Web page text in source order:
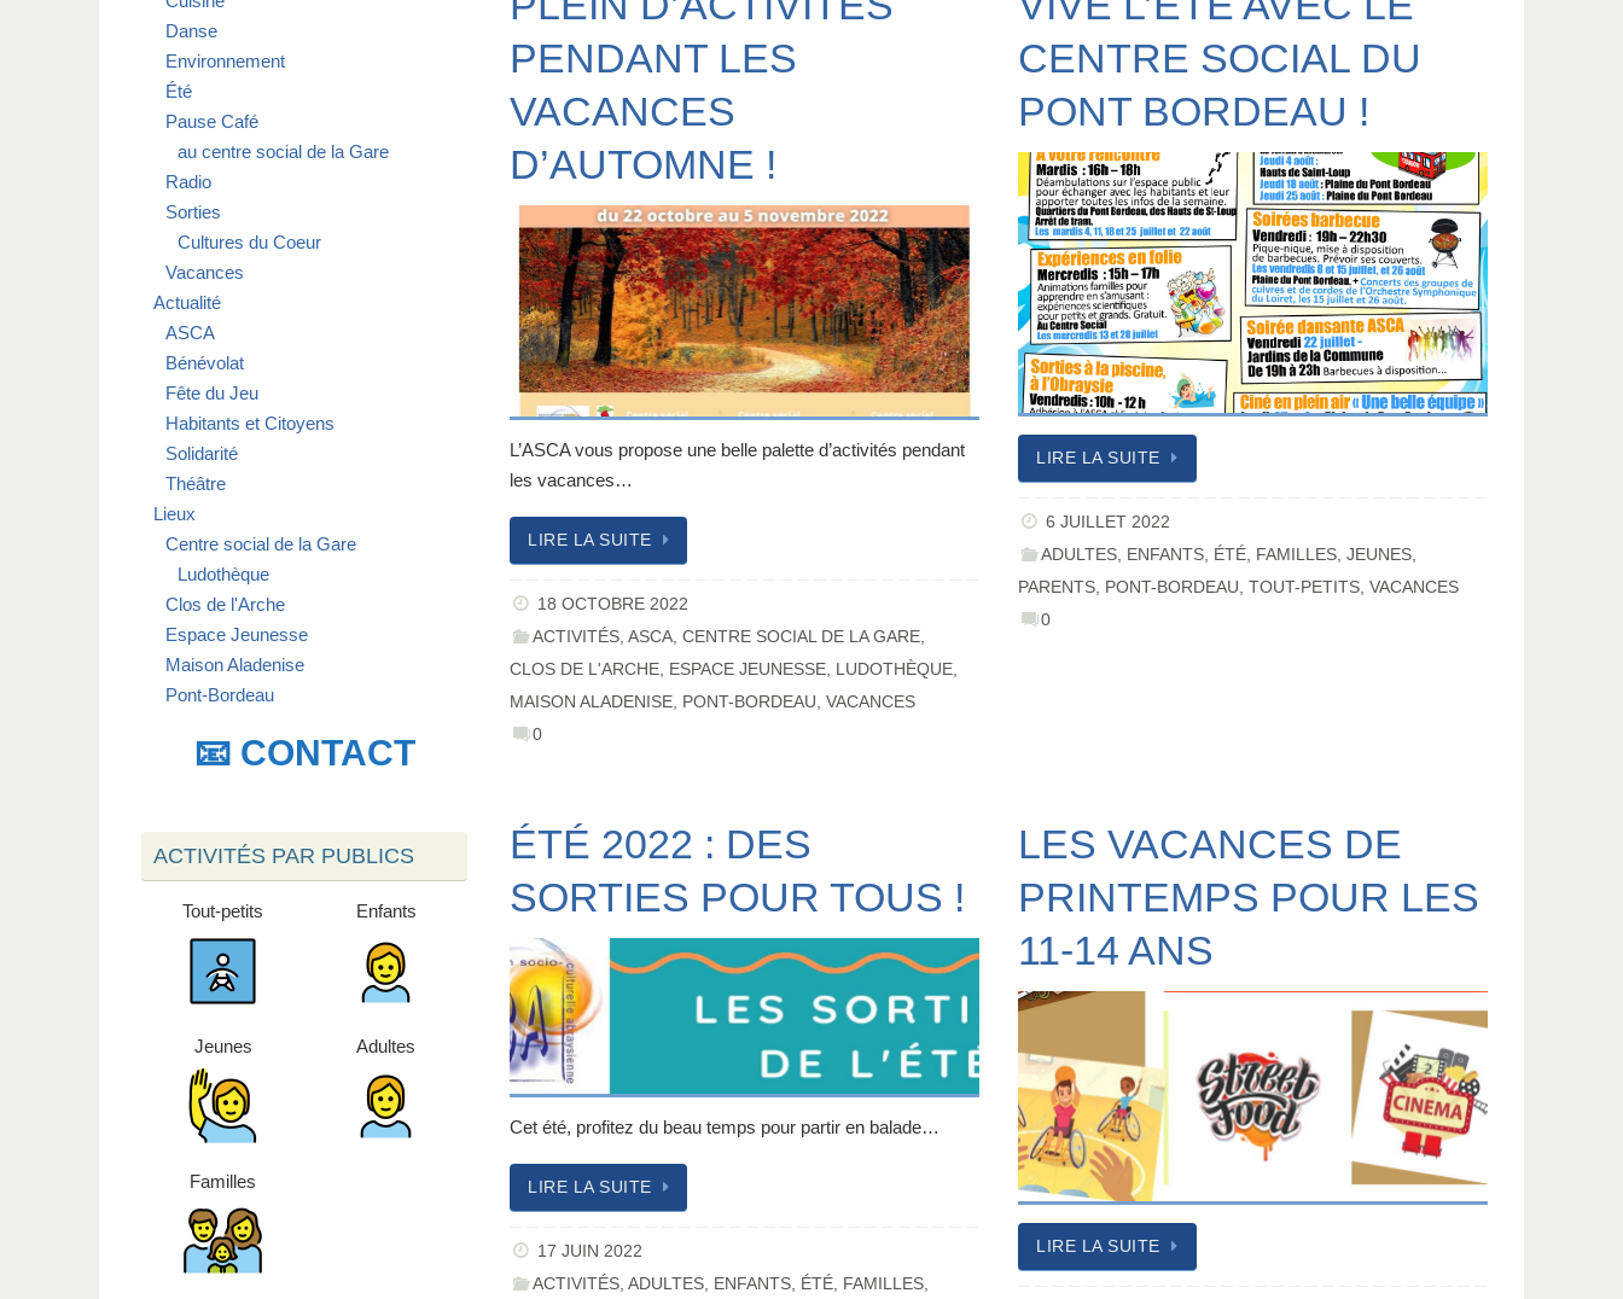
PENDANT LES
VACANCES
D’AUTOMNE !
L’ASCA vous propose une belle palette d’activités pendant
les vacances…
LIRE LA SUITE
18 OCTOBRE 2022
ACTIVITÉS ,ASCA ,CENTRE SOCIAL DE LA GARE
CLOS DE L'ARCHE ESPACE JEUNESSE LUDOTHÈQUE
MAISON ALADENISE PONT-BORDEAU VACANCES
0
CENTRE SOCIAL DU
PONT BORDEAU !
LIRE LA SUITE
6 JUILLET 2022
ADULTES, ENFANTS, ÉTÉ, FAMILLES,JEUNES,
PARENTS, PONT-BORDEAU,TOUT-PETITS,VACANCES
0
ÉTÉ 2022 : DES
SORTIES POUR TOUS !
Cet été, profitez du beau temps pour partir en balade…
LIRE LA SUITE
17 JUIN 2022
ACTIVITÉS ,ADULTES ENFANTS ÉTÉ FAMILLES
LES VACANCES DE
PRINTEMPS POUR LES
11-14 ANS
LIRE LA SUITE
Danse
Environnement
Été
Pause Café
au centre social de la Gare
Radio
Sorties
Cultures du Coeur
Vacances
Actualité
ASCA
Bénévolat
Fête du Jeu
Habitants et Citoyens
Solidarité
Théâtre
Lieux
Centre social de la Gare
Ludothèque
Clos de l'Arche
Espace Jeunesse
Maison Aladenise
Pont-Bordeau
📧 CONTACT
ACTIVITÉS PAR PUBLICS
Tout-petits Enfants
Jeunes Adultes
Familles